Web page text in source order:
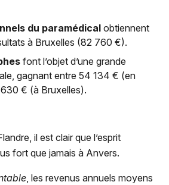
du paramédical obtiennent
à Bruxelles (82 760 €).
font l’objet d’une grande
gagnant entre 54 134 € (en
€ (à Bruxelles).
il est clair que l’esprit
fort que jamais à Anvers.
, les revenus annuels moyens